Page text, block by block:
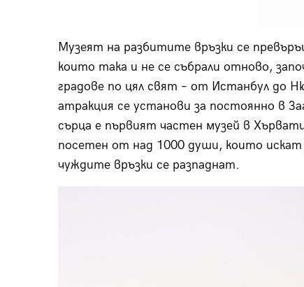
Музеят на разбитите връзки се
които така и не се събрали отново,
градове по цял свят – от Истанбул до
атракция се установи за постоянно в
сърца е първият частен музей в
посетен от над 1000 души, които искат
чуждите връзки се разпаднат.